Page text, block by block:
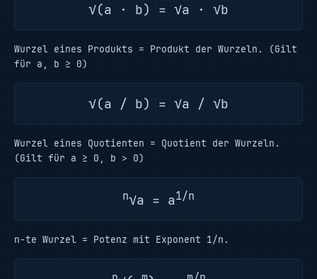
√(a · b) = √a · √b
Wurzel eines Produkts = Produkt der Wurzeln. (Gilt
für a, b ≥ 0)
√(a / b) = √a / √b
Wurzel eines Quotienten = Quotient der Wurzeln.
(Gilt für a ≥ 0, b > 0)
n√a = a1/n
n-te Wurzel = Potenz mit Exponent 1/n.